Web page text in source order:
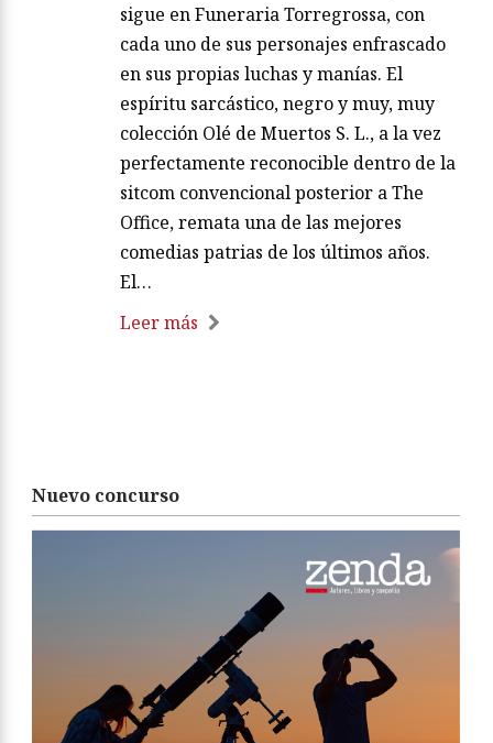
sigue en Funeraria Torregrossa, con
cada uno de sus personajes enfrascado
en sus propias luchas y manías. El
espíritu sarcástico, negro y muy, muy
colección Olé de Muertos S. L., a la vez
perfectamente reconocible dentro de la
sitcom convencional posterior a The
Office, remata una de las mejores
comedias patrias de los últimos años.
El…
Leer más
Nuevo concurso